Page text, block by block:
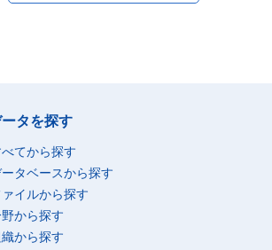
タを探す
てから探す
タベースから探す
ァイルから探す
から探す
から探す